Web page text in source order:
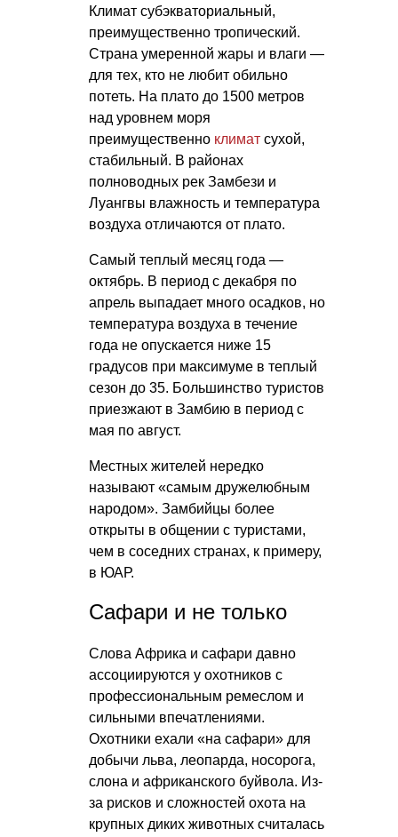
Климат субэкваториальный,
преимущественно тропический.
Страна умеренной жары и влаги —
для тех, кто не любит обильно
потеть. На плато до 1500 метров
над уровнем моря
преимущественно климат сухой,
стабильный. В районах
полноводных рек Замбези и
Луангвы влажность и температура
воздуха отличаются от плато.
Самый теплый месяц года —
октябрь. В период с декабря по
апрель выпадает много осадков, но
температура воздуха в течение
года не опускается ниже 15
градусов при максимуме в теплый
сезон до 35. Большинство туристов
приезжают в Замбию в период с
мая по август.
Местных жителей нередко
называют «самым дружелюбным
народом». Замбийцы более
открыты в общении с туристами,
чем в соседних странах, к примеру,
в ЮАР.
Сафари и не только
Слова Африка и сафари давно
ассоциируются у охотников с
профессиональным ремеслом и
сильными впечатлениями.
Охотники ехали «на сафари» для
добычи льва, леопарда, носорога,
слона и африканского буйвола. Из-
за рисков и сложностей охота на
крупных диких животных считалась